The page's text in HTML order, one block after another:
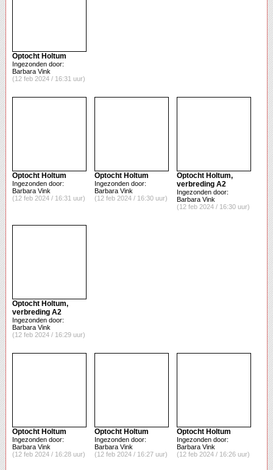
Optocht Holtum
Ingezonden door:
Barbara Vink
(12 feb 2024 / 16:31 uur)
Optocht Holtum
Ingezonden door:
Barbara Vink
(12 feb 2024 / 16:31 uur)
Optocht Holtum
Ingezonden door:
Barbara Vink
(12 feb 2024 / 16:30 uur)
Optocht Holtum,
verbreding A2
Ingezonden door:
Barbara Vink
(12 feb 2024 / 16:30 uur)
Optocht Holtum,
verbreding A2
Ingezonden door:
Barbara Vink
(12 feb 2024 / 16:29 uur)
Optocht Holtum
Ingezonden door:
Barbara Vink
(12 feb 2024 / 16:28 uur)
Optocht Holtum
Ingezonden door:
Barbara Vink
(12 feb 2024 / 16:27 uur)
Optocht Holtum
Ingezonden door:
Barbara Vink
(12 feb 2024 / 16:26 uur)